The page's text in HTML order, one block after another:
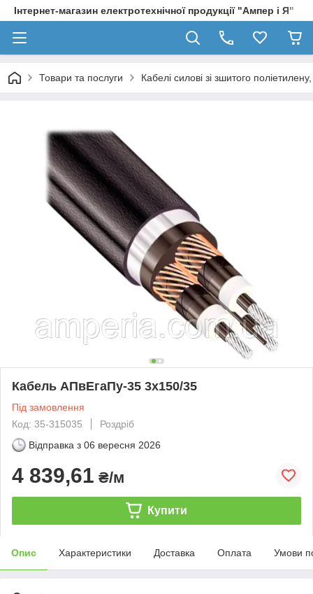
Інтернет-магазин електротехнічної продукції "Ампер і Я"
Товари та послуги Кабелі силові зі зшитого
Кабель АПвЕгаПу‑35 3х150/35
Під замовлення
Код: 35-315035
Роздріб
Відправка з 06 вересня 2026
4 839,61 ₴/м
Купити
Опис Характеристики Доставка Оплата Умови